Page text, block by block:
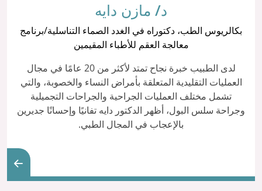
د/ مازن دايه
بكالريوس الطب، دكتوراه في الغدد الصماء التناسلية/برنامج
معالجة العقم للأطباء المقيمين
لدى الطبيب خبرة نجاح تمتد لأكثر من 20 عامًا في مجال
العمليات التقليدية المتعلقة بأمراض النساء والخصوبة، والتي
تشمل مختلف العمليات الجراحية والجراحات التجميلية
وجراحة سلس البول، أظهر الدكتور دايه تفانيًا وإحسانًا جديرين
بالإعجاب في المجال الطبي.